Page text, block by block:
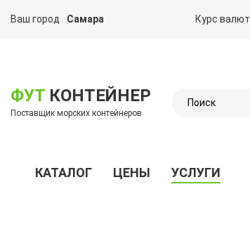
Ваш город Самара Курс валют
ФУТ КОНТЕЙНЕР
Поставщик морских контейнеров
КАТАЛОГ ЦЕНЫ УСЛУГИ